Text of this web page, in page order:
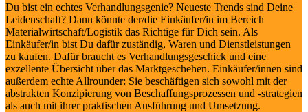
Du bist ein echtes Verhandlungsgenie? Neueste Trends sind Deine
Leidenschaft? Dann könnte der/die Einkäufer/in im Bereich
Materialwirtschaft/Logistik das Richtige für Dich sein. Als
Einkäufer/in bist Du dafür zuständig, Waren und Dienstleistungen
zu kaufen. Dafür braucht es Verhandlungsgeschick und eine
exzellente Übersicht über das Marktgeschehen. Einkäufer/innen sind
außerdem echte Allrounder: Sie beschäftigen sich sowohl mit der
abstrakten Konzipierung von Beschaffungsprozessen und -strategien
als auch mit ihrer praktischen Ausführung und Umsetzung.